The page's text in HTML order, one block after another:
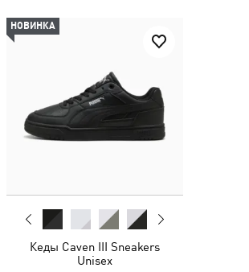
НОВИНКА
Кеды Caven III Sneakers
Unisex